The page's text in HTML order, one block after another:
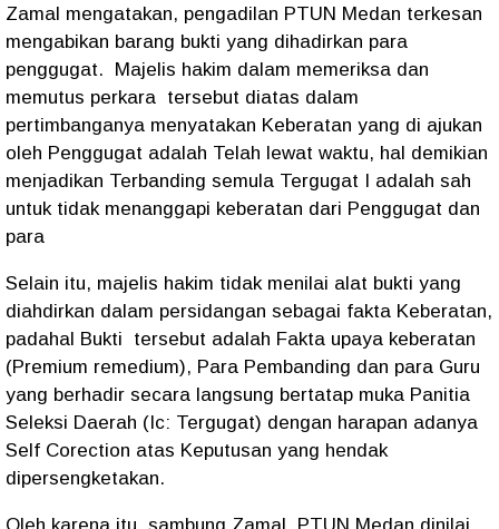
Zamal mengatakan, pengadilan PTUN Medan terkesan
mengabikan barang bukti yang dihadirkan para
penggugat. Majelis hakim dalam memeriksa dan
memutus perkara tersebut diatas dalam
pertimbanganya menyatakan Keberatan yang di ajukan
oleh Penggugat adalah Telah lewat waktu, hal demikian
menjadikan Terbanding semula Tergugat I adalah sah
untuk tidak menanggapi keberatan dari Penggugat dan
para
Selain itu, majelis hakim tidak menilai alat bukti yang
diahdirkan dalam persidangan sebagai fakta Keberatan,
padahal Bukti tersebut adalah Fakta upaya keberatan
(Premium remedium), Para Pembanding dan para Guru
yang berhadir secara langsung bertatap muka Panitia
Seleksi Daerah (Ic: Tergugat) dengan harapan adanya
Self Corection atas Keputusan yang hendak
dipersengketakan.
Oleh karena itu, sambung Zamal, PTUN Medan dinilai